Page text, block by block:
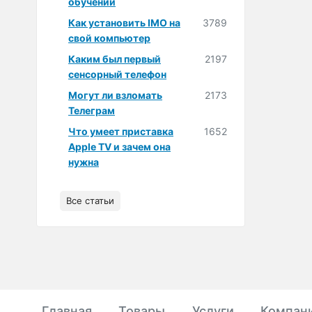
Как установить IMO на
свой компьютер
3789
Каким был первый
сенсорный телефон
2197
Могут ли взломать
Телеграм
2173
Что умеет приставка
Apple TV и зачем она
нужна
1652
Все статьи